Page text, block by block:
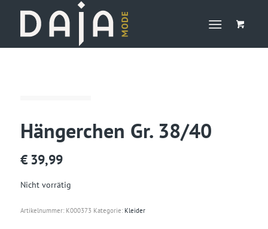
Hängerchen Gr. 38/40
€ 39,99
Nicht vorrätig
Artikelnummer: K000373 Kategorie: Kleider